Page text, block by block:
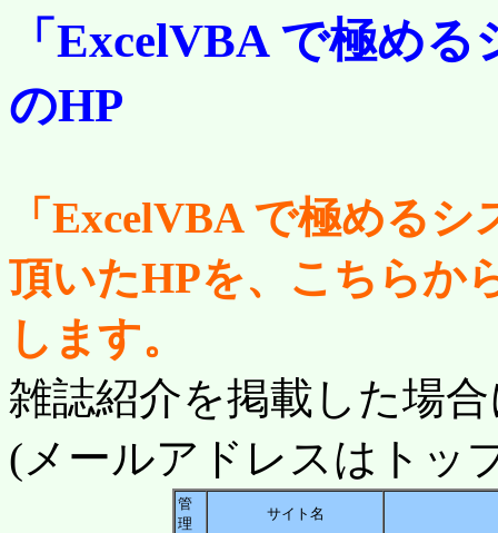
「ExcelVBA で極め
のHP
「ExcelVBA で極める
頂いたHPを、こちらか
します。
雑誌紹介を掲載した場
(メールアドレスはトッ
管
理
サイト名